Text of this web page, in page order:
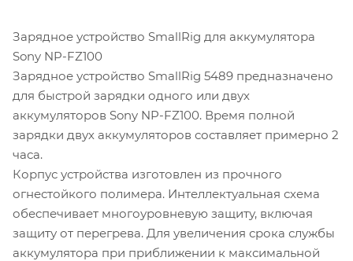
Зарядное устройство SmallRig для аккумулятора
Sony NP-FZ100
Зарядное устройство SmallRig 5489 предназначено
для быстрой зарядки одного или двух
аккумуляторов Sony NP-FZ100. Время полной
зарядки двух аккумуляторов составляет примерно 2
часа.
Корпус устройства изготовлен из прочного
огнестойкого полимера. Интеллектуальная схема
обеспечивает многоуровневую защиту, включая
защиту от перегрева. Для увеличения срока службы
аккумулятора при приближении к максимальной